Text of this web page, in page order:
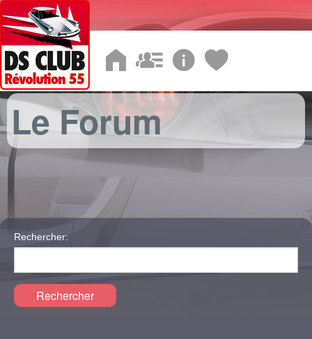
Le Forum
Rechercher:
Rechercher